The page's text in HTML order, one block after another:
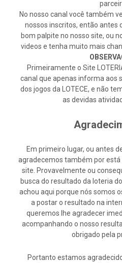
No nosso canal você também
nossos inscritos, então antes
bom palpite no nosso site, ou
videos e tenha muito mais
Primeiramente o Site
canal que apenas informa aos
dos jogos da LOTECE, e não
as devidas
Em primeiro lugar, ou antes
agradecemos também por
site. Provavelmente ou
busca do resultado da loteria
achou aqui porque nós somos
a postar o resultado na
queremos lhe agradecer
acompanhando o nosso
obrigado pela
Portanto estamos